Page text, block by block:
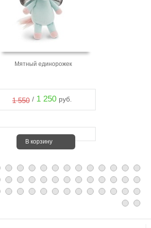
Мятный единорожек
1 550 / 1 250 руб.
В корзину